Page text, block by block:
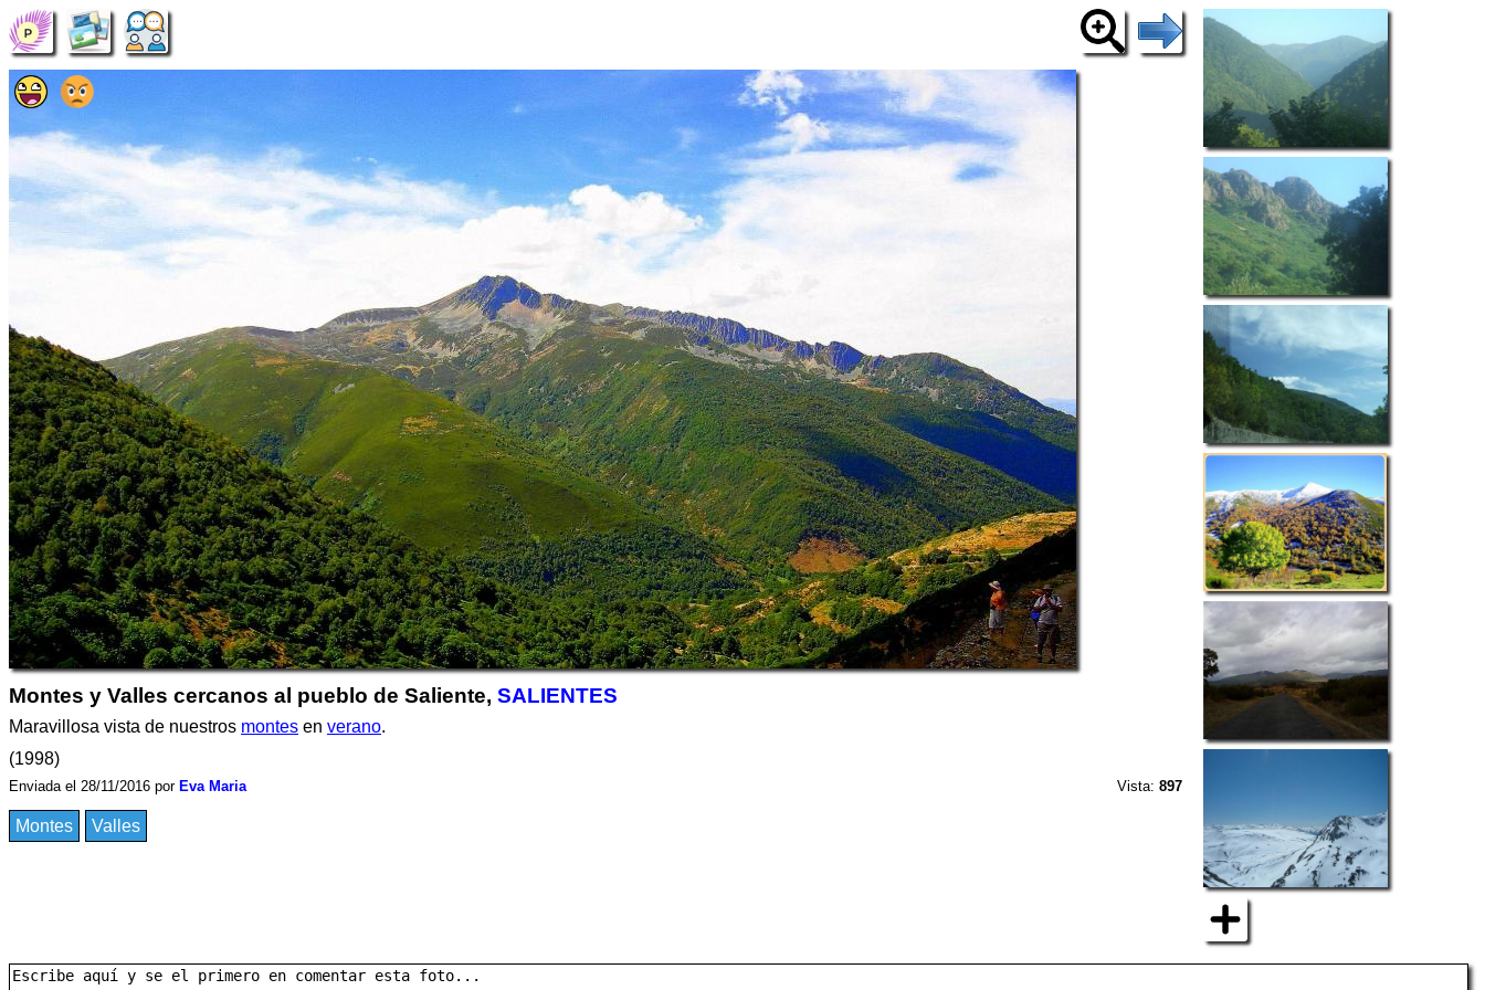
Montes y Valles cercanos al pueblo de Saliente, SALIENTES
Maravillosa vista de nuestros montes en verano.
(1998)
Enviada el 28/11/2016 por Eva Maria Vista:897
Montes Valles